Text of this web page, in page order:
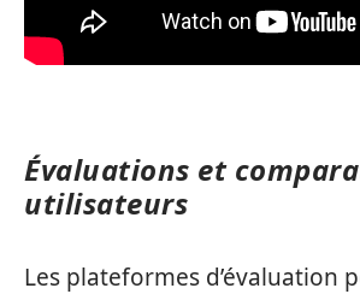
Évaluations et
utilisateurs
Les plateformes d’évaluation